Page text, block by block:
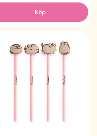
Köp